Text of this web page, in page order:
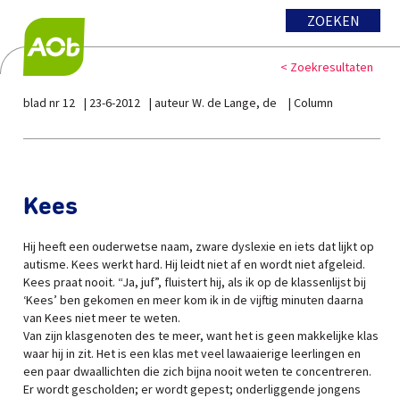
ZOEKEN
< Zoekresultaten
blad nr 12 23-6-2012 auteur W. de Lange, de Column
Kees
Hij heeft een ouderwetse naam, zware dyslexie en iets dat lijkt op
autisme. Kees werkt hard. Hij leidt niet af en wordt niet afgeleid.
Kees praat nooit. “Ja, juf”, fluistert hij, als ik op de klassenlijst bij
‘Kees’ ben gekomen en meer kom ik in de vijftig minuten daarna
van Kees niet meer te weten.
Van zijn klasgenoten des te meer, want het is geen makkelijke klas
waar hij in zit. Het is een klas met veel lawaaierige leerlingen en
een paar dwaallichten die zich bijna nooit weten te concentreren.
Er wordt gescholden; er wordt gepest; onderliggende jongens